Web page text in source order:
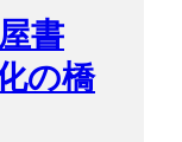
書
の橋